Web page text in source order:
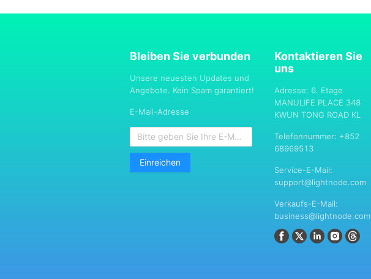
Bleiben Sie verbunden
Unsere neuesten Updates und
Angebote. Kein Spam garantiert!
E-Mail-Adresse
Einreichen
Kontaktieren Sie
uns
Adresse: 6. Etage
MANULIFE PLACE 348
KWUN TONG ROAD KL
Telefonnummer: +852
68969513
Service-E-Mail:
support@lightnode.com
Verkaufs-E-Mail:
business@lightnode.com